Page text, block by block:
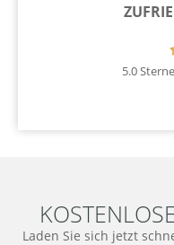
5.0
Laden Sie sich jetzt